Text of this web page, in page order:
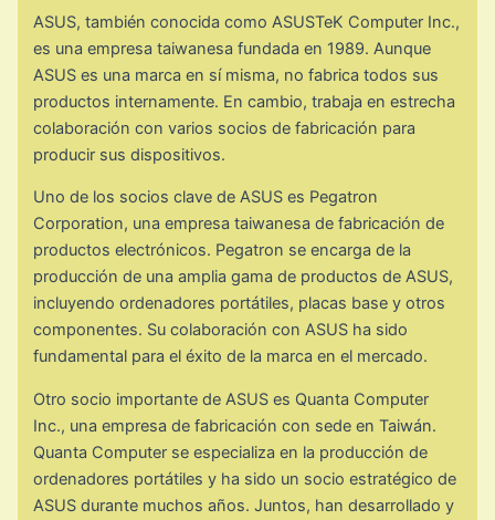
ASUS, también conocida como ASUSTeK Computer Inc.,
es una empresa taiwanesa fundada en 1989. Aunque
ASUS es una marca en sí misma, no fabrica todos sus
productos internamente. En cambio, trabaja en estrecha
colaboración con varios socios de fabricación para
producir sus dispositivos.
Uno de los socios clave de ASUS es Pegatron
Corporation, una empresa taiwanesa de fabricación de
productos electrónicos. Pegatron se encarga de la
producción de una amplia gama de productos de ASUS,
incluyendo ordenadores portátiles, placas base y otros
componentes. Su colaboración con ASUS ha sido
fundamental para el éxito de la marca en el mercado.
Otro socio importante de ASUS es Quanta Computer
Inc., una empresa de fabricación con sede en Taiwán.
Quanta Computer se especializa en la producción de
ordenadores portátiles y ha sido un socio estratégico de
ASUS durante muchos años. Juntos, han desarrollado y